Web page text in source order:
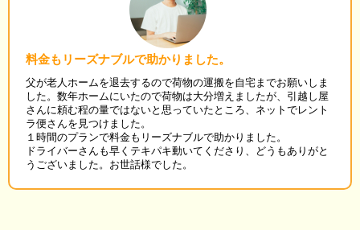
料金もリーズナブルで助かりました。
父が老人ホームを退去するので荷物の運搬を自宅までお願いしま
した。数年ホームにいたので荷物は大分増えましたが、引越し屋
さんに頼む程の量ではないと思っていたところ、ネットでレント
ラ便さんを見つけました。
１時間のプランで料金もリーズナブルで助かりました。
ドライバーさんも早くテキパキ動いてくださり、どうもありがと
うございました。お世話様でした。